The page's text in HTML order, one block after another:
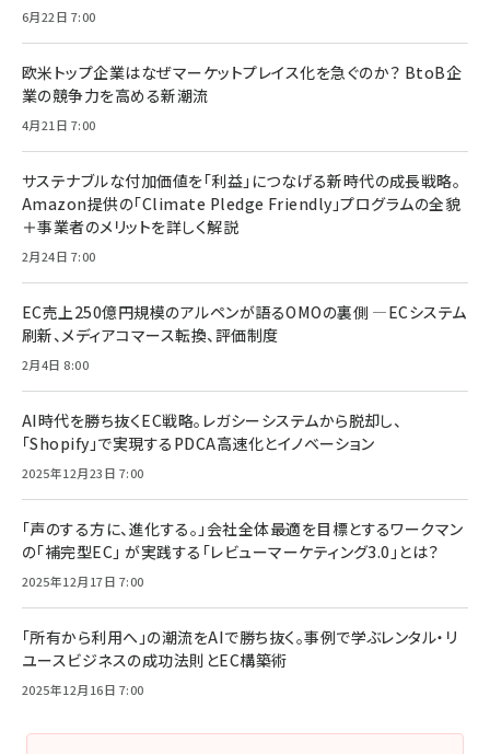
6月22日 7:00
欧米トップ企業はなぜマーケットプレイス化を急ぐのか？ BtoB企
業の競争力を高める新潮流
4月21日 7:00
サステナブルな付加価値を「利益」につなげる新時代の成長戦略。
Amazon提供の「Climate Pledge Friendly」プログラムの全貌
＋事業者のメリットを詳しく解説
2月24日 7:00
EC売上250億円規模のアルペンが語るOMOの裏側 ―ECシステム
刷新、メディアコマース転換、評価制度
2月4日 8:00
AI時代を勝ち抜くEC戦略。レガシーシステムから脱却し、
「Shopify」で実現するPDCA高速化とイノベーション
2025年12月23日 7:00
「声のする方に、進化する。」会社全体最適を目標とするワークマン
の「補完型EC」 が実践する「レビューマーケティング3.0」とは？
2025年12月17日 7:00
「所有から利用へ」の潮流をAIで勝ち抜く。事例で学ぶレンタル・リ
ユースビジネスの成功法則とEC構築術
2025年12月16日 7:00